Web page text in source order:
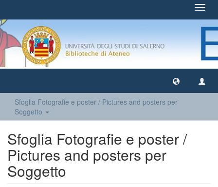
Sfoglia Fotografie e poster / Pictures and posters per
Soggetto
Sfoglia Fotografie e poster /
Pictures and posters per
Soggetto